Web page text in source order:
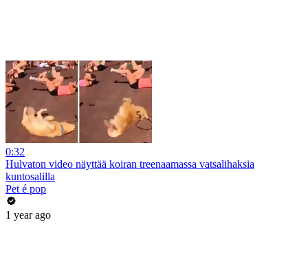
0:32
Hulvaton video näyttää koiran treenaamassa vatsalihaksia
kuntosalilla
Pet é pop
1 year ago